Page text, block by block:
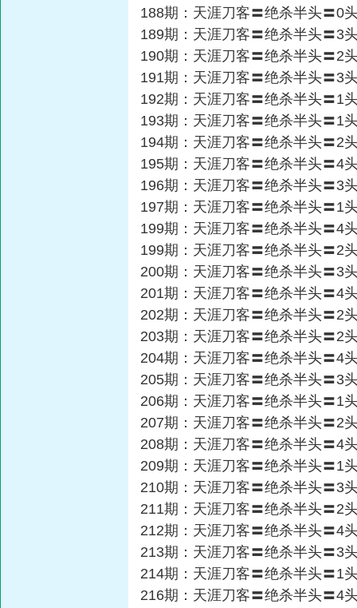
188期：天涯刀客〓绝杀半头〓0
189期：天涯刀客〓绝杀半头〓3
190期：天涯刀客〓绝杀半头〓2
191期：天涯刀客〓绝杀半头〓3
192期：天涯刀客〓绝杀半头〓1
193期：天涯刀客〓绝杀半头〓1
194期：天涯刀客〓绝杀半头〓2
195期：天涯刀客〓绝杀半头〓4
196期：天涯刀客〓绝杀半头〓3
197期：天涯刀客〓绝杀半头〓1
199期：天涯刀客〓绝杀半头〓4
199期：天涯刀客〓绝杀半头〓2
200期：天涯刀客〓绝杀半头〓3
201期：天涯刀客〓绝杀半头〓4
202期：天涯刀客〓绝杀半头〓2
203期：天涯刀客〓绝杀半头〓2
204期：天涯刀客〓绝杀半头〓4
205期：天涯刀客〓绝杀半头〓3
206期：天涯刀客〓绝杀半头〓1
207期：天涯刀客〓绝杀半头〓2
208期：天涯刀客〓绝杀半头〓4
209期：天涯刀客〓绝杀半头〓1
210期：天涯刀客〓绝杀半头〓3
211期：天涯刀客〓绝杀半头〓2
212期：天涯刀客〓绝杀半头〓4
213期：天涯刀客〓绝杀半头〓3
214期：天涯刀客〓绝杀半头〓1
216期：天涯刀客〓绝杀半头〓4